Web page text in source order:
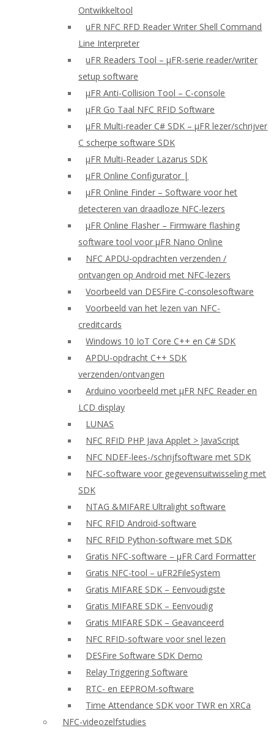
Ontwikkeltool
uFR NFC RFD Reader Writer Shell Command
Line Interpreter
uFR Readers Tool – μFR-serie reader/writer
setup software
μFR Anti-Collision Tool – C-console
μFR Go Taal NFC RFID Software
μFR Multi-reader C# SDK – μFR lezer/schrijver
C scherpe software SDK
μFR Multi-Reader Lazarus SDK
μFR Online Configurator |
μFR Online Finder – Software voor het
detecteren van draadloze NFC-lezers
μFR Online Flasher – Firmware flashing
software tool voor μFR Nano Online
NFC APDU-opdrachten verzenden /
ontvangen op Android met NFC-lezers
Voorbeeld van DESFire C-consolesoftware
Voorbeeld van het lezen van NFC-
creditcards
Windows 10 IoT Core C++ en C# SDK
APDU-opdracht C++ SDK
verzenden/ontvangen
Arduino voorbeeld met μFR NFC Reader en
LCD display
LUNAS
NFC RFID PHP Java Applet > JavaScript
NFC NDEF-lees-/schrijfsoftware met SDK
NFC-software voor gegevensuitwisseling met
SDK
NTAG &MIFARE Ultralight software
NFC RFID Android-software
NFC RFID Python-software met SDK
Gratis NFC-software – μFR Card Formatter
Gratis NFC-tool – uFR2FileSystem
Gratis MIFARE SDK – Eenvoudigste
Gratis MIFARE SDK – Eenvoudig
Gratis MIFARE SDK – Geavanceerd
NFC RFID-software voor snel lezen
DESFire Software SDK Demo
Relay Triggering Software
RTC- en EEPROM-software
Time Attendance SDK voor TWR en XRCa
NFC-videozelfstudies